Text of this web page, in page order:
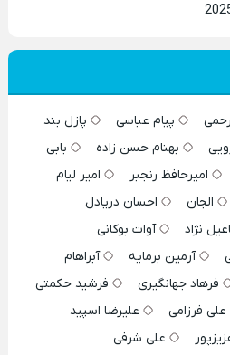
پیام عباسی
پازل بند
بهنام حسن زاده
بابی
امیرحافظ رنجبر
امیر لیام
الجان
احسان دریادل
نژاد
آوات بوکانی
آرمین برمایه
آبراهام
فرهاد جهانگیری
فرشید حکمتی
علی فرزامی
علیرضا اسپید
علی شرفی